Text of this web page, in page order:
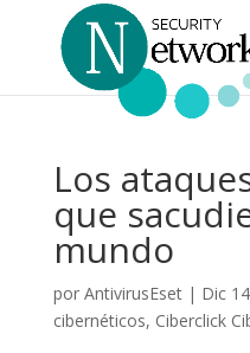
Los
que
mundo
por AntivirusEset| Dic
cibernéticos, Ciberclick